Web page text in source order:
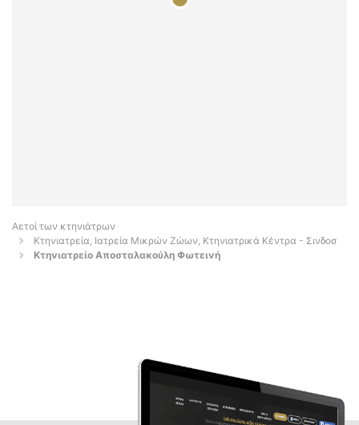
Αετοί των κτηνιάτρων
Κτηνιατρεία, Ιατρεία Μικρών Ζώων, Κτηνιατρικά Κέντρα - Σινδοσ
Κτηνιατρείο Αποσταλακούλη Φωτεινή